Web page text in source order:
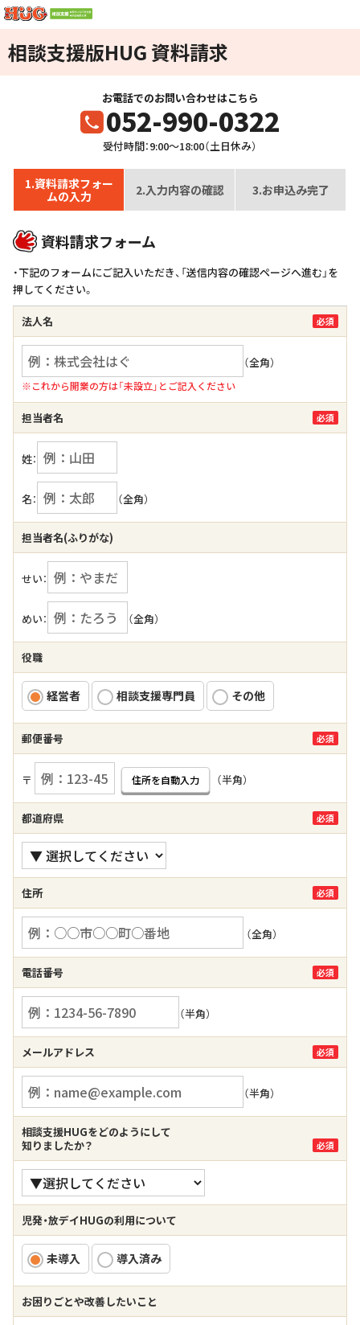
相談支援版HUG 資料請求
お電話でのお問い合わせはこちら
052-990-0322
受付時間：9:00～18:00（土日休み）
1.資料請求フォー
ムの入力
2.入力内容の確認 3.お申込み完了
資料請求フォーム
・下記のフォームにご記入いただき、「送信内容の確認ページへ進む」を
押してください。
法人名 必須
（全角）
※これから開業の方は「未設立」とご記入ください
担当者名 必須
姓：
名： （全角）
担当者名(ふりがな)
せい：
めい： （全角）
役職
経営者 相談支援専門員 その他
郵便番号 必須
〒 住所を自動入力 （半角）
都道府県 必須
住所 必須
（全角）
電話番号 必須
（半角）
メールアドレス 必須
（半角）
相談支援HUGをどのようにして
知りましたか？
必須
児発・放デイHUGの利用について
未導入 導入済み
お困りごとや改善したいこと